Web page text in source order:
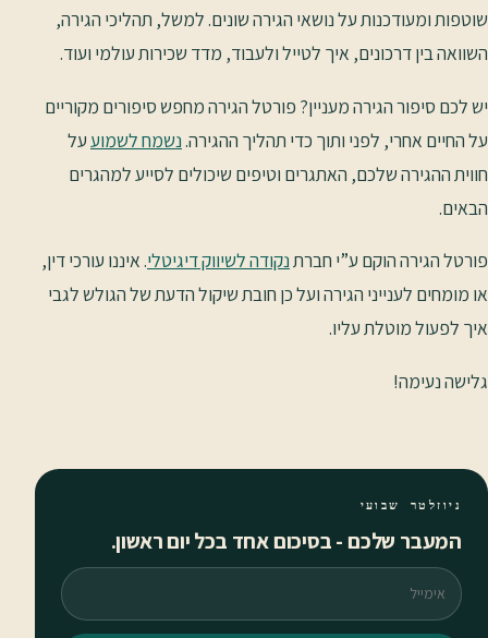
שוטפות ומעודכנות על נושאי הגירה שונים. למשל, תהליכי הגירה,
השוואה בין דרכונים, איך לטייל ולעבוד, מדד שכירות עולמי ועוד.
יש לכם סיפור הגירה מעניין? פורטל הגירה מחפש סיפורים מקוריים
על החיים אחרי, לפני ותוך כדי תהליך ההגירה.נשמח לשמועעל
חווית ההגירה שלכם, האתגרים וטיפים שיכולים לסייע למהגרים
הבאים.
פורטל הגירה הוקם ע”י חברתנקודה לשיווק דיגיטלי. איננו עורכי דין,
או מומחים לענייני הגירה ועל כן חובת שיקול הדעת של הגולש לגבי
איך לפעול מוטלת עליו.
גלישה נעימה!
ניוזלטר שבועי
המעבר שלכם - בסיכום אחד בכל יום ראשון.
אימייל